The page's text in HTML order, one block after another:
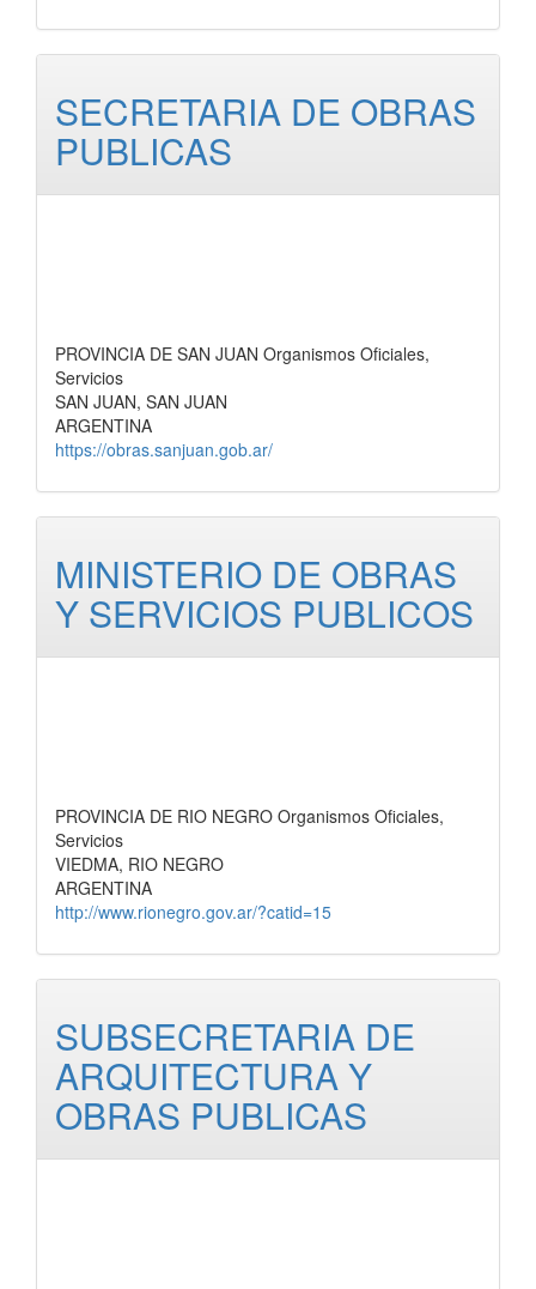
SECRETARIA DE OBRAS
PUBLICAS
PROVINCIA DE SAN JUAN Organismos Oficiales,
Servicios
SAN JUAN, SAN JUAN
ARGENTINA
https://obras.sanjuan.gob.ar/
MINISTERIO DE OBRAS
Y SERVICIOS PUBLICOS
PROVINCIA DE RIO NEGRO Organismos Oficiales,
Servicios
VIEDMA, RIO NEGRO
ARGENTINA
http://www.rionegro.gov.ar/?catid=15
SUBSECRETARIA DE
ARQUITECTURA Y
OBRAS PUBLICAS